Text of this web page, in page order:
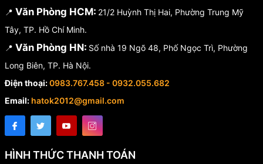
📍 Văn Phòng HCM: 21/2 Huỳnh Thị Hai, Phường Trung Mỹ
Tây, TP. Hồ Chí Minh.
📍 Văn Phòng HN: Số nhà 19 Ngõ 48, Phố Ngọc Trì, Phường
Long Biên, TP. Hà Nội.
Điện thoại:0983.767.458 - 0932.055.682
Email: hatok2012@gmail.com
HÌNH THỨC THANH TOÁN